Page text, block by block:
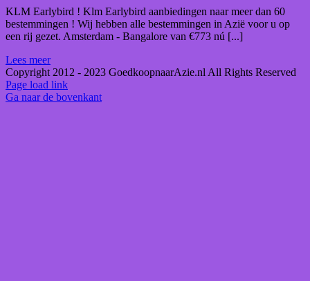
KLM Earlybird ! Klm Earlybird aanbiedingen naar meer dan 60
bestemmingen ! Wij hebben alle bestemmingen in Azië voor u op
een rij gezet. Amsterdam - Bangalore van €773 nú [...]
Lees meer
Copyright 2012 - 2023 GoedkoopnaarAzie.nl All Rights Reserved
Page load link
Ga naar de bovenkant